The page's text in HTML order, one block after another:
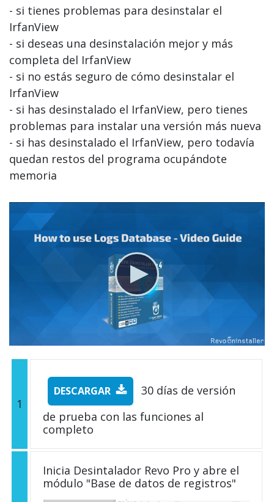
- si tienes problemas para desinstalar el
IrfanView
- si deseas una desinstalación mejor y más
completa del IrfanView
- si no estás seguro de cómo desinstalar el
IrfanView
- si has desinstalado el IrfanView, pero tienes
problemas para instalar una versión más nueva
- si has desinstalado el IrfanView, pero todavía
quedan restos del programa ocupándote
memoria
1
DESCARGAR
30 días de versión
de prueba con las funciones al
completo
Inicia Desintalador Revo Pro y abre el
módulo "Base de datos de registros"